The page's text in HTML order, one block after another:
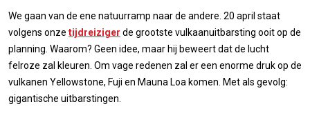
We gaan van de ene natuurramp naar de andere. 20 april staat
volgens onze tijdreiziger de grootste vulkaanuitbarsting ooit op de
planning. Waarom? Geen idee, maar hij beweert dat de lucht
felroze zal kleuren. Om vage redenen zal er een enorme druk op de
vulkanen Yellowstone, Fuji en Mauna Loa komen. Met als gevolg:
gigantische uitbarstingen.